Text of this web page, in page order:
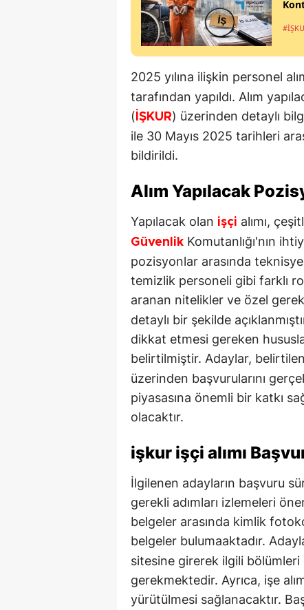
2025 yılına ilişkin personel
tarafından yapıldı. Alım
( İŞKUR) üzerinden detaylı
ile 30 Mayıs 2025 tarihleri
bildirildi.
Alım Yapılacak
Yapılacak olan işçi alımı,
Güvenlik Komutanlığı'nın
pozisyonlar arasında
temizlik personeli gibi farklı
aranan nitelikler ve özel
detaylı bir şekilde
dikkat etmesi gereken
belirtilmiştir. Adaylar,
üzerinden başvurularını
piyasasına önemli bir katkı
olacaktır.
işkur işçi alımı
İlgilenen adayların başvuru
gerekli adımları izlemeleri
belgeler arasında kimlik
belgeler bulumaaktadır.
sitesine girerek ilgili
gerekmektedir. Ayrıca, işe
yürütülmesi sağlanacaktır.